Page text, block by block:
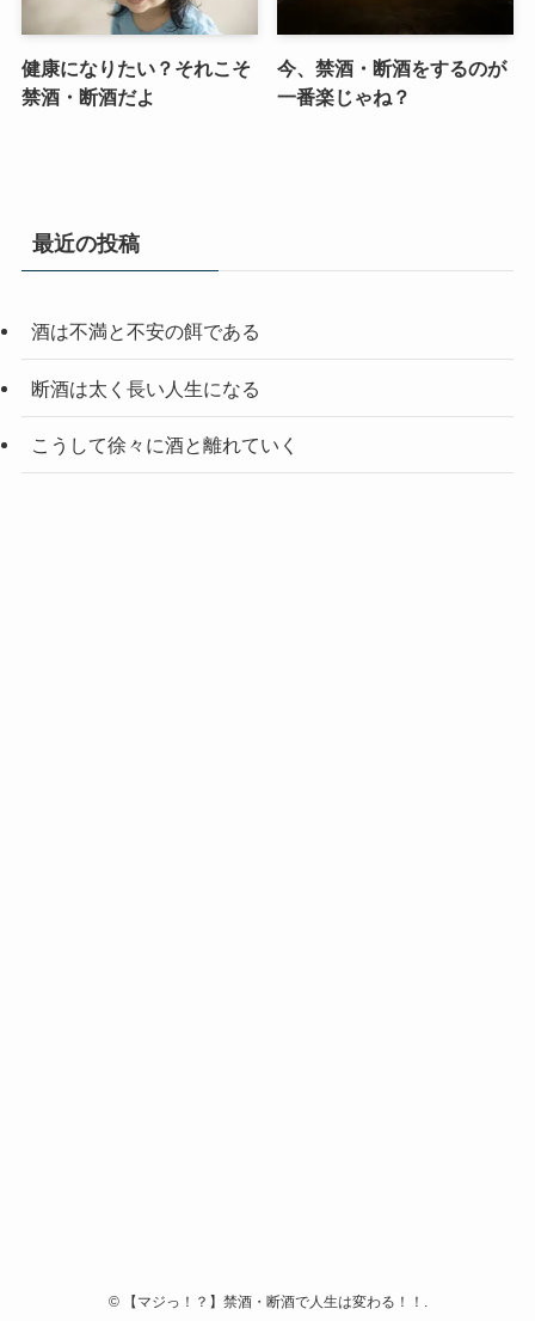
健康になりたい？それこそ
禁酒・断酒だよ
今、禁酒・断酒をするのが
一番楽じゃね？
最近の投稿
酒は不満と不安の餌である
断酒は太く長い人生になる
こうして徐々に酒と離れていく
©【マジっ！？】禁酒・断酒で人生は変わる！！.